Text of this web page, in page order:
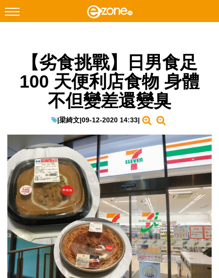
Facebook Instagram
科技焦點
教學評測
EduTech
IT Times
生成式AI與雲端應用
Enterprise Digital Transformation
特集
【劣食挑戰】日男食足
100 天便利店食物 身體
不但變差還變臭
|梁綺文|09-12-2020 14:33|